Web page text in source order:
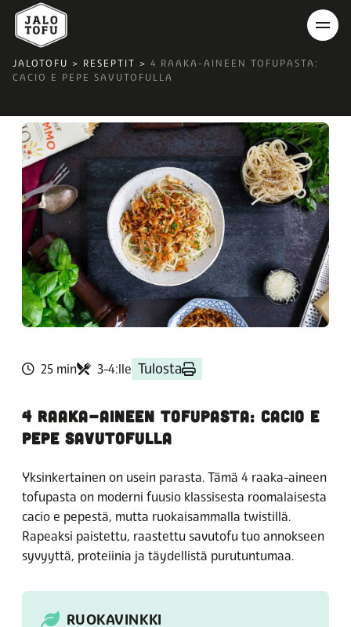
JALOTOFU > RESEPTIT > 4 RAAKA-AINEEN TOFUPASTA:
CACIO E PEPE SAVUTOFULLA
25 min 3-4:lle Tulosta
4 RAAKA-AINEEN TOFUPASTA: CACIO E
PEPE SAVUTOFULLA
Yksinkertainen on usein parasta. Tämä 4 raaka-aineen
tofupasta on moderni fuusio klassisesta roomalaisesta
cacio e pepestä, mutta ruokaisammalla twistillä.
Rapeaksi paistettu, raastettu savutofu tuo annokseen
syvyyttä, proteiinia ja täydellistä purutuntumaa.
RUOKAVINKKI